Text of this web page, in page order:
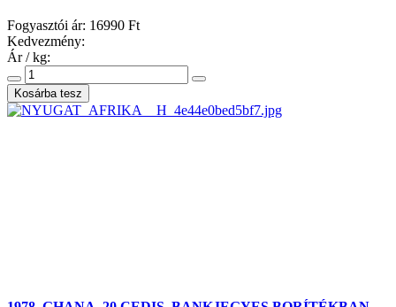
Fogyasztói ár: 16990 Ft
Kedvezmény:
Ár / kg: